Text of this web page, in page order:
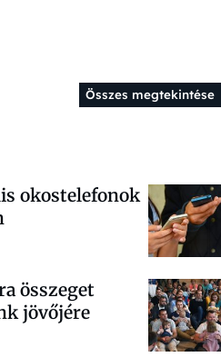
Összes megtekintése
okostelefonok
összeget
jövőjére